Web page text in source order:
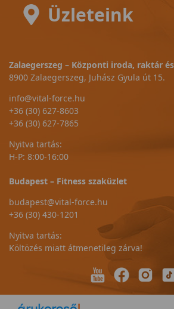
Üzleteink
Zalaegerszeg – Központi iroda, raktár
8900 Zalaegerszeg, Juhász Gyula út 15.
info@vital-force.hu
+36 (30) 627-8603
+36 (30) 627-7865
Nyitva tartás:
H-P: 8:00-16:00
Budapest – Fitness szaküzlet
budapest@vital-force.hu
+36 (30) 430-1201
Nyitva tartás:
Költözés miatt átmenetileg zárva!